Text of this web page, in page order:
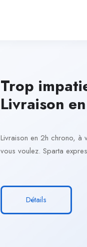
Trop
Livraison
Livraison en 2h chrono, à
vous voulez. Sparta
Détails